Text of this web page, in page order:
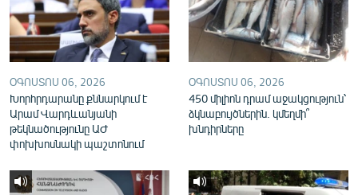
Русский
ՀԵՏԵՎԵՔ ՄԵԶ
ՕԳՈՍՏՈՍ 06, 2026
Խորհրդարանը քննարկում է
Արամ Վարդևանյանի
թեկնածությունը ԱԺ
փոխխոսնակի պաշտոնում
ՕԳՈՍՏՈՍ 06, 2026
450 միլիոն դրամ աջակցություն՝
ձկնաբույծներին. կմեղմի՞
խնդիրները